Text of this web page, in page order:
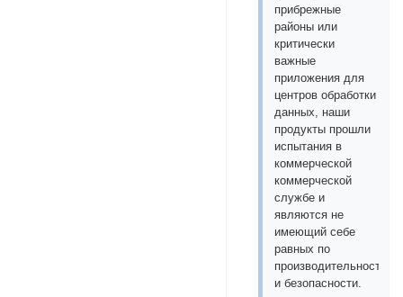
прибрежные
районы или
критически
важные
приложения для
центров обработки
данных, наши
продукты прошли
испытания в
коммерческой
коммерческой
службе и
являются не
имеющий себе
равных по
производительности
и безопасности.